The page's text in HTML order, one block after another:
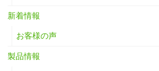
新着情報
お客様の声
製品情報